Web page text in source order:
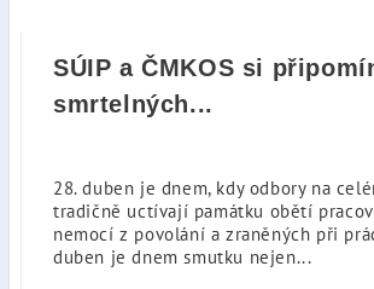
SÚIP a ČMKOS si
smrtelných...
28. duben je dnem, kdy odbory na
tradičně uctívají památku obětí
nemocí z povolání a zraněných při
duben je dnem smutku nejen...